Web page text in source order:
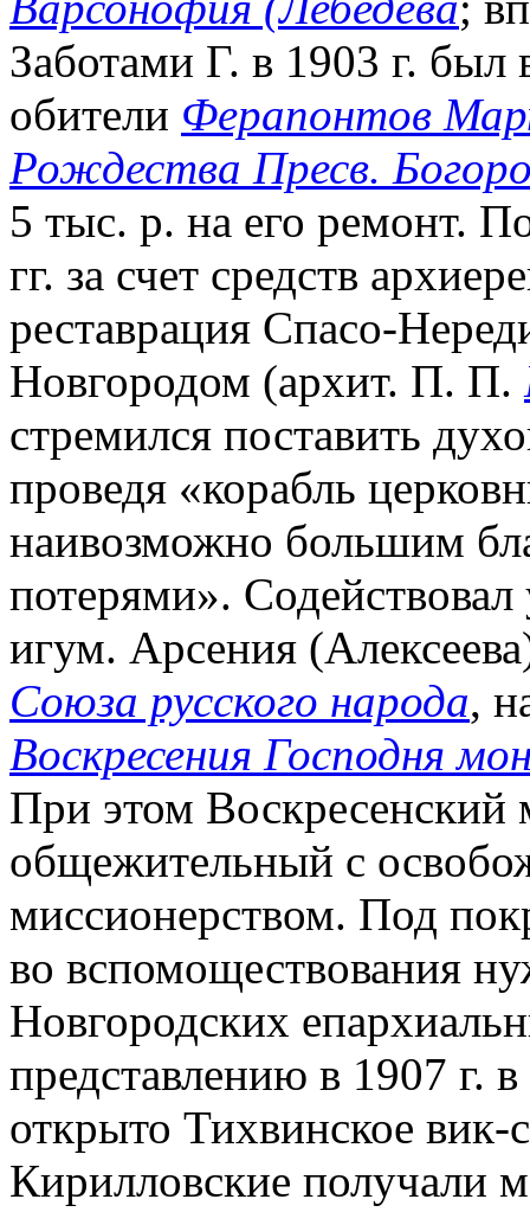
Заботами Г. в 1903 г. был
обители Ферапонтов
Рождества Пресв.
5 тыс. р. на его ремонт.
гг. за счет средств
реставрация Спасо-
Новгородом (архит. П. П.
стремился поставить
проведя «корабль
наивозможно большим
потерями».
игум. Арсения
Союза русского народа,
Воскресения Господня
При этом
общежительный с
миссионерством. Под
во вспомоществования
Новгородских
представлению в 1907 г.
открыто Тихвинское
Кирилловские получали